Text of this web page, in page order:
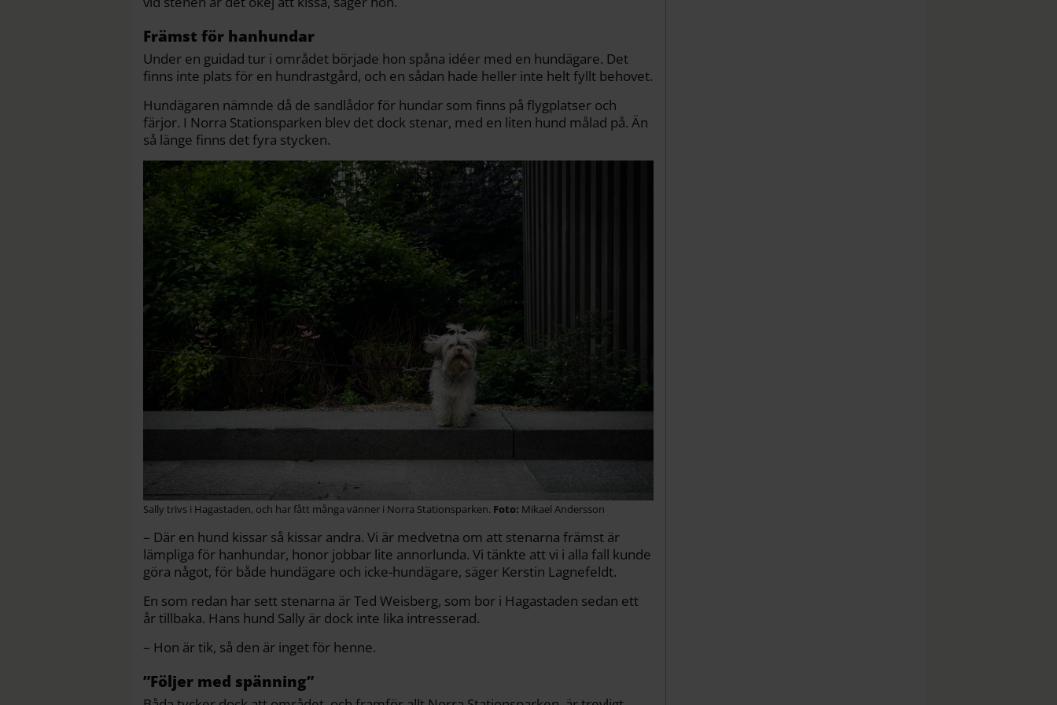
Främst för hanhundar
Under en guidad tur i området började hon spåna idéer med en hundägare. Det
finns inte plats för en hundrastgård, och en sådan hade heller inte helt fyllt behovet.
Hundägaren nämnde då de sandlådor för hundar som finns på flygplatser och
färjor. I Norra Stationsparken blev det dock stenar, med en liten hund målad på. Än
så länge finns det fyra stycken.
Sally trivs i Hagastaden, och har fått många vänner i Norra Stationsparken. Mikael Andersson
– Där en hund kissar så kissar andra. Vi är medvetna om att stenarna främst är
lämpliga för hanhundar, honor jobbar lite annorlunda. Vi tänkte att vi i alla fall kunde
göra något, för både hundägare och icke-hundägare, säger Kerstin Lagnefeldt.
En som redan har sett stenarna är Ted Weisberg, som bor i Hagastaden sedan ett
år tillbaka. Hans hund Sally är dock inte lika intresserad.
– Hon är tik, så den är inget för henne.
”Följer med spänning”